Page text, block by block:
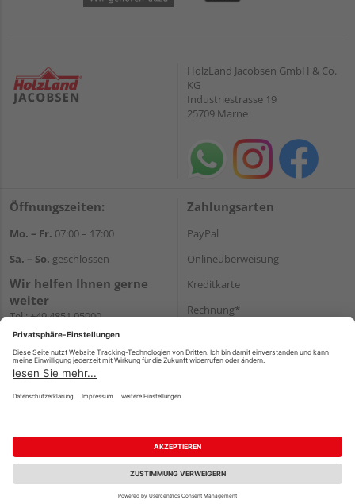
HolzLand Jacobsen GmbH & Co.
KG
Industriestrasse 19
25709 Marne
Öffnungszeiten:
Mo. – Fr. 07:00 – 17:00
Sa. – So. geschlossen
Wir helfen Ihnen gerne
weiter
Tel.:+49 4851 95900
E-Mail:info@holzland-
WhatsApp
Zahlungsarten
PayPal
Onlineüberweisung
Kreditkarte
Rechnung*
Versand
Impressum AGB Widerruf
Datenschutz
Reservierungsbedingungen
Vertrag widerrufen